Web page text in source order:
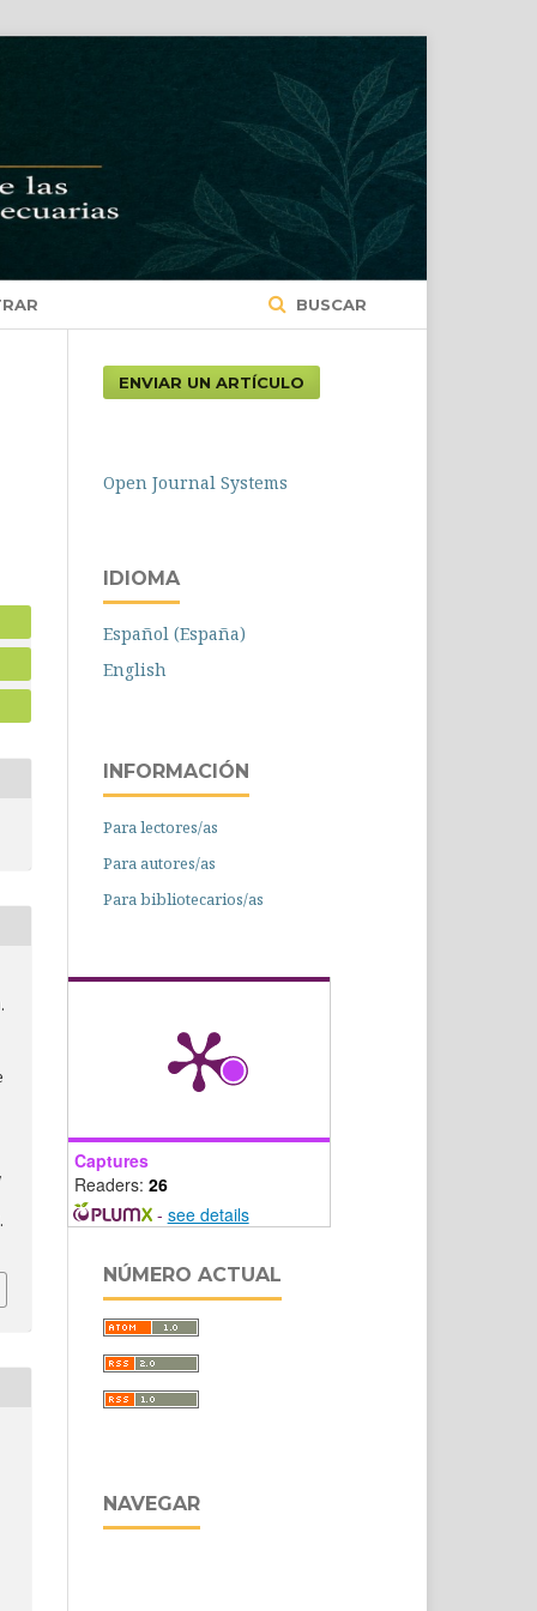
BUSCAR
ENVIAR UN ARTÍCULO
Open Journal Systems
IDIOMA
Español (España)
English
INFORMACIÓN
Para lectores/as
Para autores/as
Para bibliotecarios/as
Captures
Readers: 26
- see details
NÚMERO ACTUAL
NAVEGAR